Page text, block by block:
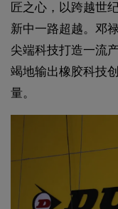
匠之心，以跨越世
新中一路超越。邓
尖端科技打造一流
竭地输出橡胶科技
量。